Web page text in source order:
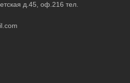
д.45, оф.216 тел.